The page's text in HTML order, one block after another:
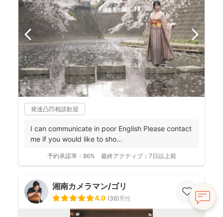
発達凸凹相談歓迎
I can communicate in poor English Please contact
me if you would like to sho...
予約承諾率： 86% 最終アクティブ： 7日以上前
湘南カメラマン/ゴリ
4.9 (36)男性